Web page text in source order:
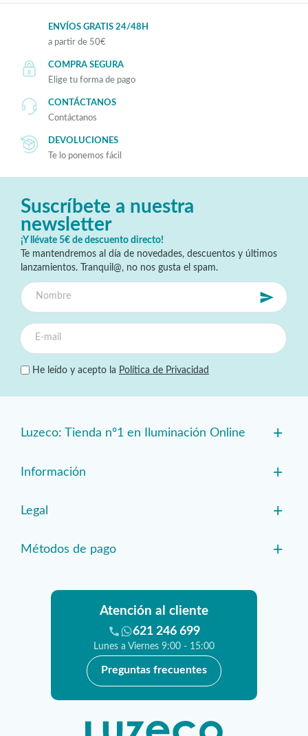
ENVÍOS GRATIS 24/48H
a partir de 50€
COMPRA SEGURA
Elige tu forma de pago
CONTÁCTANOS
Contáctanos
DEVOLUCIONES
Te lo ponemos fácil
Suscríbete a nuestra
newsletter
¡Y llévate 5€ de descuento directo!
Te mantendremos al día de novedades, descuentos y últimos
lanzamientos. Tranquil@, no nos gusta el spam.
He leído y acepto la Política de Privacidad
Luzeco: Tienda nº1 en Iluminación Online +
Información +
Legal +
Métodos de pago +
Atención al cliente
621 246 699
Lunes a Viernes 9:00 - 15:00
Preguntas frecuentes